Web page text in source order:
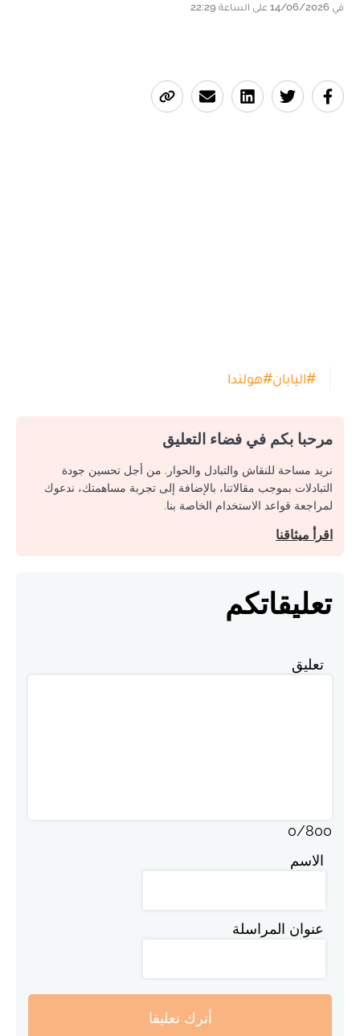
في 14/06/2026 على الساعة 22:29
#اليابان#هولندا
مرحبا بكم في فضاء التعليق
نريد مساحة للنقاش والتبادل والحوار. من أجل تحسين جودة
التبادلات بموجب مقالاتنا، بالإضافة إلى تجربة مساهمتك، ندعوك
لمراجعة قواعد الاستخدام الخاصة بنا.
اقرأ ميثاقنا
تعليقاتكم
تعليق
0/800
الاسم
عنوان المراسلة
أترك تعليقا